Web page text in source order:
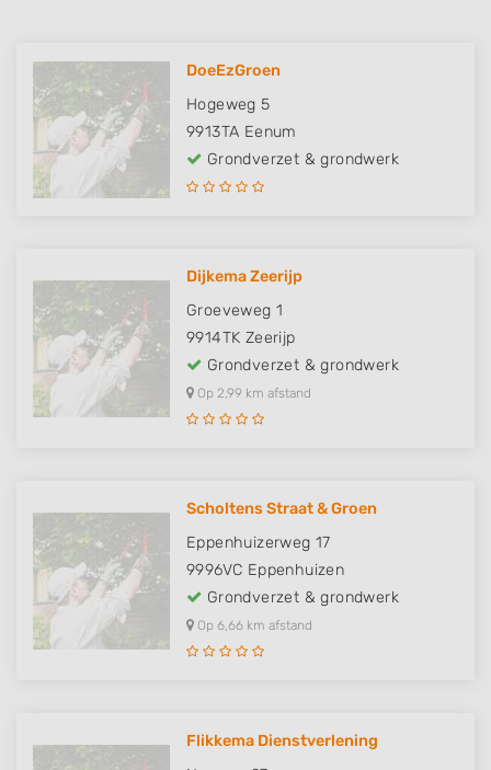
DoeEzGroen
Hogeweg 5
9913TA Eenum
Grondverzet & grondwerk
Dijkema Zeerijp
Groeveweg 1
9914TK Zeerijp
Grondverzet & grondwerk
Op 2,99 km afstand
Scholtens Straat & Groen
Eppenhuizerweg 17
9996VC Eppenhuizen
Grondverzet & grondwerk
Op 6,66 km afstand
Flikkema Dienstverlening